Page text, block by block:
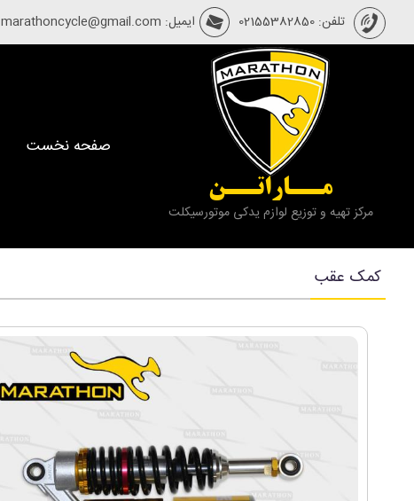
تلفن: 02155382850 ایمیل: marathoncycle@gmail.com
مــاراتــن
مرکز تهیه و توزیع لوازم یدکی موتورسیکلت
صفحه نخست
کمک عقب